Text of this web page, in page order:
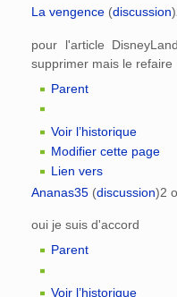
La vengence (discussion)
pour l'article
supprimer mais le refaire
Parent
Voir l’historique
Modifier cette page
Lien vers
Ananas35 (discussion)2
oui je suis d'accord
Parent
Voir l’historique